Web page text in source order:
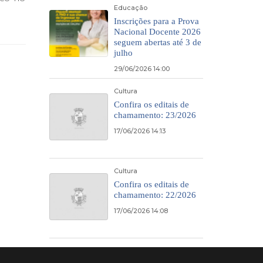
Educação
Inscrições para a Prova
Nacional Docente 2026
seguem abertas até 3 de
julho
29/06/2026 14:00
Cultura
Confira os editais de
chamamento: 23/2026
17/06/2026 14:13
Cultura
Confira os editais de
chamamento: 22/2026
17/06/2026 14:08